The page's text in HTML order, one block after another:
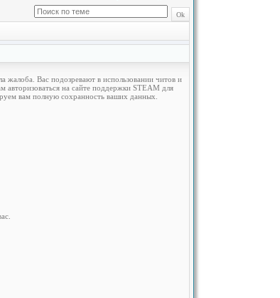
жалоба. Вас подозревают в использовании читов и
на сайте поддержки STEAM для
вам полную сохранность ваших данных.